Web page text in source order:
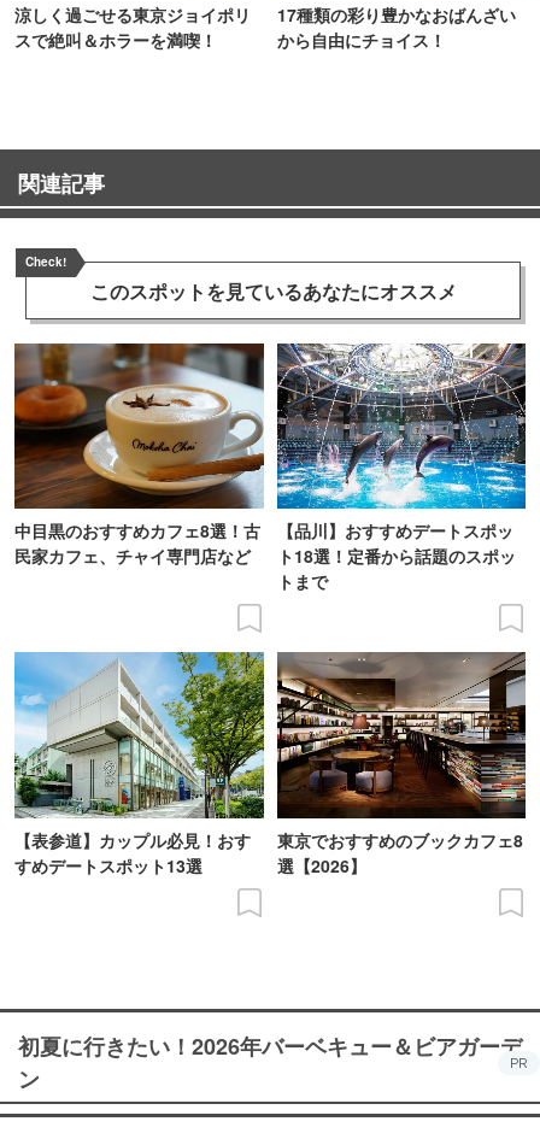
涼しく過ごせる東京ジョイポリ
スで絶叫＆ホラーを満喫！
17種類の彩り豊かなおばんざい
から自由にチョイス！
関連記事
Check!
このスポットを見ているあなたにオススメ
中目黒のおすすめカフェ8選！古
民家カフェ、チャイ専門店など
【品川】おすすめデートスポッ
ト18選！定番から話題のスポッ
トまで
【表参道】カップル必見！おす
すめデートスポット13選
東京でおすすめのブックカフェ8
選【2026】
初夏に行きたい！2026年バーベキュー＆ビアガーデ
ン
PR